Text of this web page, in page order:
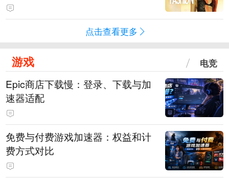
点击查看更多
游戏 电竞
Epic商店下载慢：登录、下载与加
速器适配
免费与付费游戏加速器：权益和计
费方式对比